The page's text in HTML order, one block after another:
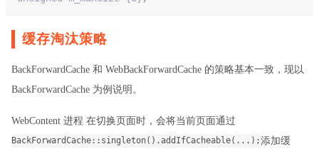
缓存淘汰策略
BackForwardCache 和 WebBackForwardCache 的策略基本一致，现以
BackForwardCache 为例说明。
WebContent 进程 在切换页面时，会将当前页面通过
BackForwardCache::singleton().addIfCacheable(...);添加缓